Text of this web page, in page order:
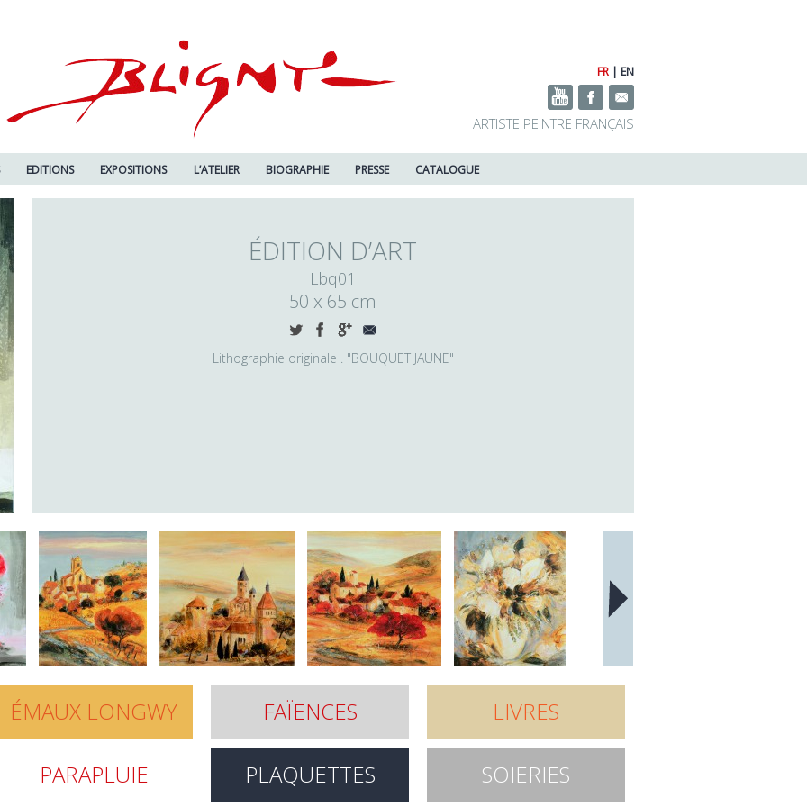
FR | EN
ARTISTE PEINTRE FRANÇAIS
EDITIONS EXPOSITIONS L’ATELIER BIOGRAPHIE PRESSE CATALOGUE
ÉDITION D’ART
Lbq01
50 x 65 cm
Lithographie originale . "BOUQUET JAUNE"
ÉMAUX LONGWY FAÏENCES LIVRES
PARAPLUIE PLAQUETTES SOIERIES